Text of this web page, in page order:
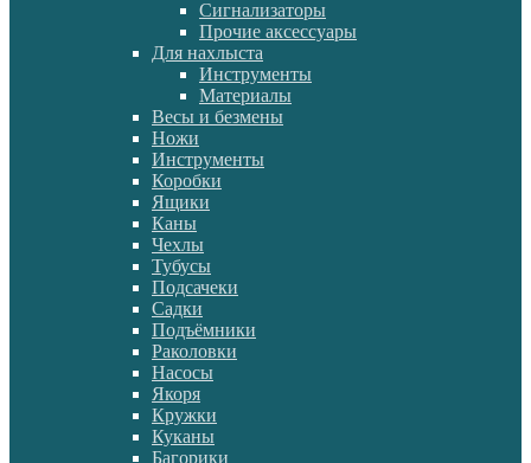
Сигнализаторы
Прочие аксессуары
Для нахлыста
Инструменты
Материалы
Весы и безмены
Ножи
Инструменты
Коробки
Ящики
Каны
Чехлы
Тубусы
Подсачеки
Садки
Подъёмники
Раколовки
Насосы
Якоря
Кружки
Куканы
Багорики